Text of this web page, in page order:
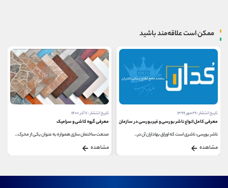
ممکن است علاقه‌مند باشید
تاریخ انتشار : ۲۹ مهر ۱۳۹۹
معرفی کامل انواع ناشر بورسی و غیربورسی در سازمان بورس
ناشر بورسی: ناشری است که اوراق بهاداران آن در...
مشاهده
تاریخ انتشار : ۷ آذر ۱۴۰۰
معرفی گروه کاشی و سرامیک
صنعت ساختمان سازی همواره به عنوان یکی از محرک...
مشاهده